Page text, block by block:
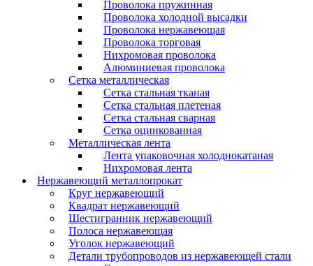
Проволока пружинная
Проволока холодной высадки
Проволока нержавеющая
Проволока торговая
Нихромовая проволока
Алюминиевая проволока
Сетка металлическая
Сетка стальная тканая
Сетка стальная плетеная
Сетка стальная сварная
Сетка оцинкованная
Металлическая лента
Лента упаковочная холоднокатаная
Нихромовая лента
Нержавеющий металлопрокат
Круг нержавеющий
Квадрат нержавеющий
Шестигранник нержавеющий
Полоса нержавеющая
Уголок нержавеющий
Детали трубопроводов из нержавеющей стали